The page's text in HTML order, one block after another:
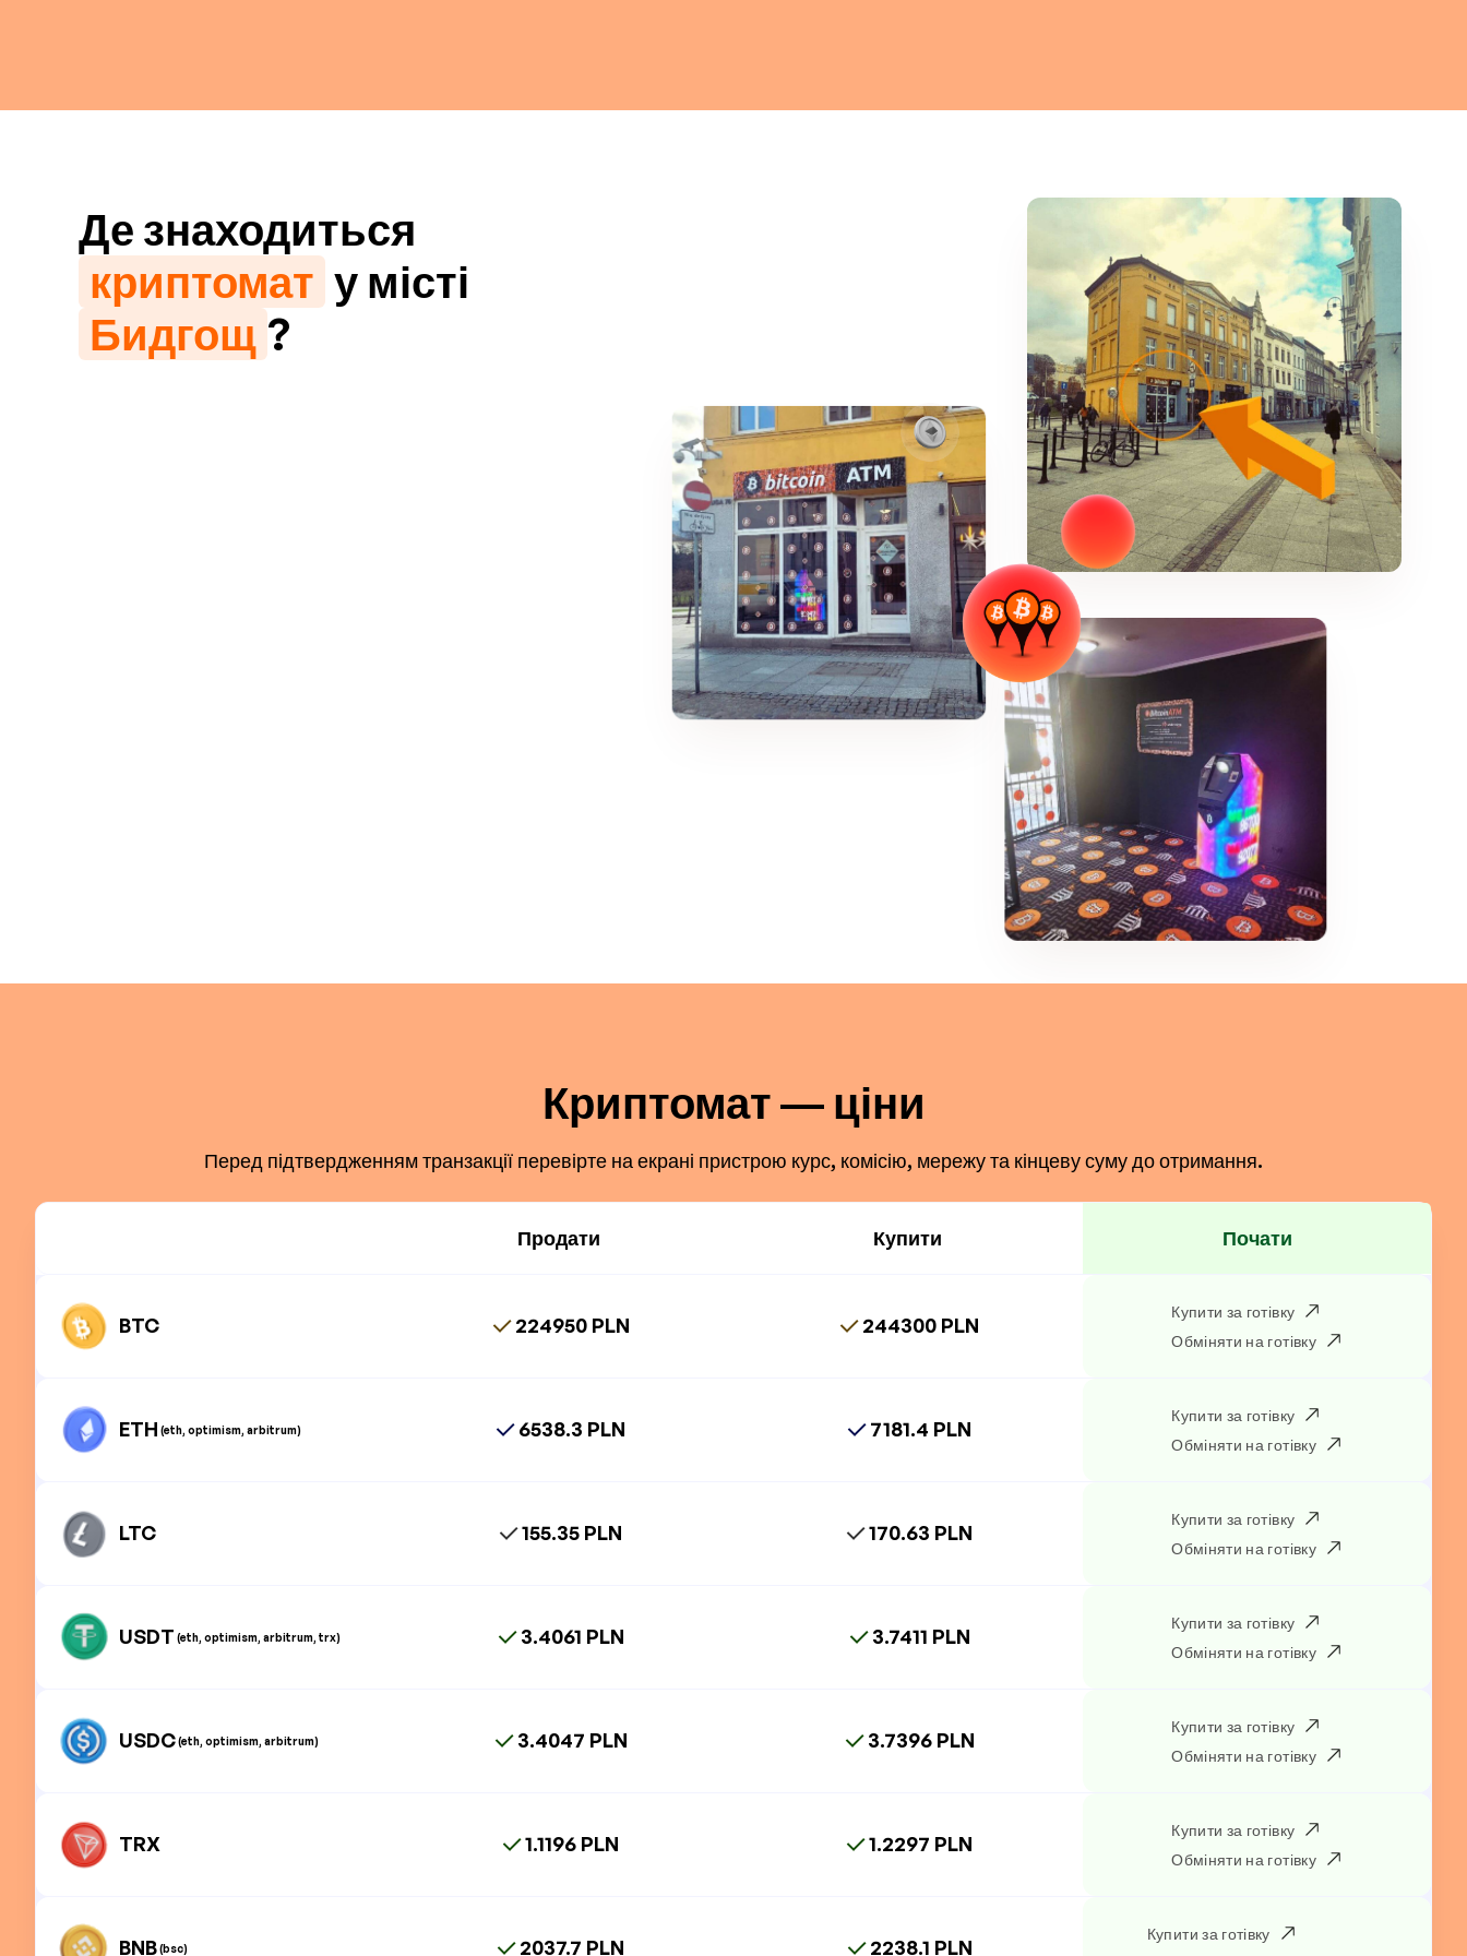
Де знаходиться
криптомат у місті
Бидгощ ?
Криптомат — ціни
Перед підтвердженням транзакції перевірте на екрані пристрою курс, комісію, мережу та кінцеву суму до отримання.
Продати Купити Почати
BTC 224950 PLN 244300 PLN
Купити за готівку
Обміняти на готівку
ETH (eth, optimism, arbitrum) 6538.3 PLN 7181.4 PLN
Купити за готівку
Обміняти на готівку
LTC 155.35 PLN 170.63 PLN
Купити за готівку
Обміняти на готівку
USDT (eth, optimism, arbitrum, trx) 3.4061 PLN 3.7411 PLN
Купити за готівку
Обміняти на готівку
USDC(eth, optimism, arbitrum) 3.4047 PLN 3.7396 PLN
Купити за готівку
Обміняти на готівку
TRX 1.1196 PLN 1.2297 PLN
Купити за готівку
Обміняти на готівку
BNB(bsc) 2037.7 PLN 2238.1 PLN
Купити за готівку